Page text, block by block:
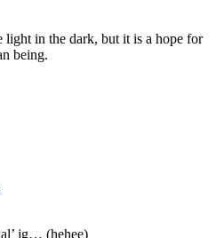
light in the dark, but it is a hope for
being.
jg… (hehee)